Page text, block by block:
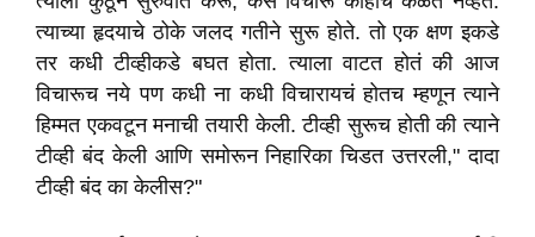
त्याच्या हृदयाचे ठोके जलद गतीने सुरू होते. तो एक क्षण इकडे
तर कधी टीव्हीकडे बघत होता. त्याला वाटत होतं की आज
विचारूच नये पण कधी ना कधी विचारायचं होतच म्हणून त्याने
हिम्मत एकवटून मनाची तयारी केली. टीव्ही सुरूच होती की त्याने
टीव्ही बंद केली आणि समोरून निहारिका चिडत उत्तरली," दादा
टीव्ही बंद का केलीस?"